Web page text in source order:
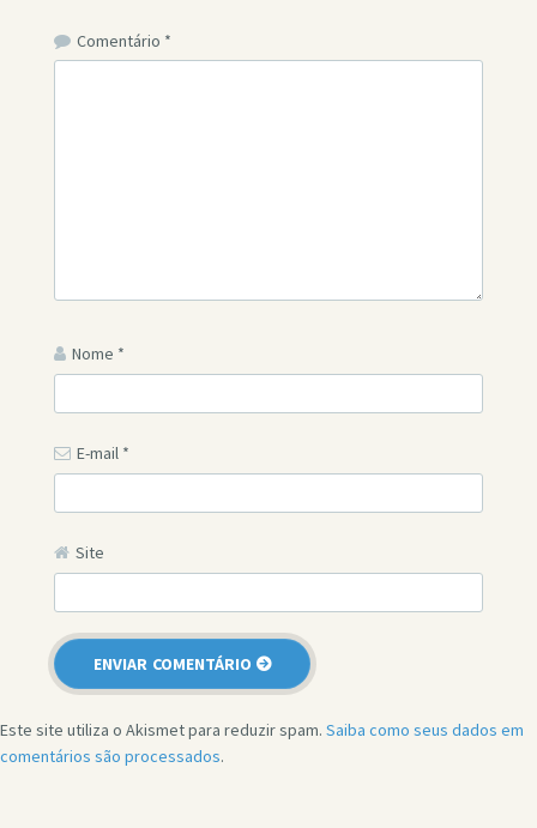
Comentário *
Nome *
E-mail *
Site
Este site utiliza o Akismet para reduzir spam. Saiba como seus dados em
comentários são processados.